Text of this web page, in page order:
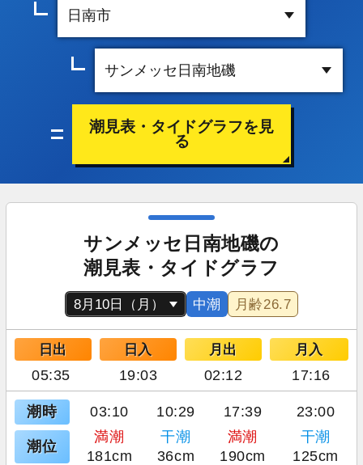
潮見表・タイドグラフを見
る
サンメッセ日南地磯の
潮見表・タイドグラフ
中潮 月齢26.7
日出 日入 月出 月入
05:35 19:03 02:12 17:16
潮時 03:10 10:29 17:39 23:00
潮位
満潮 干潮 満潮
干潮
181cm
36cm 190cm 125cm